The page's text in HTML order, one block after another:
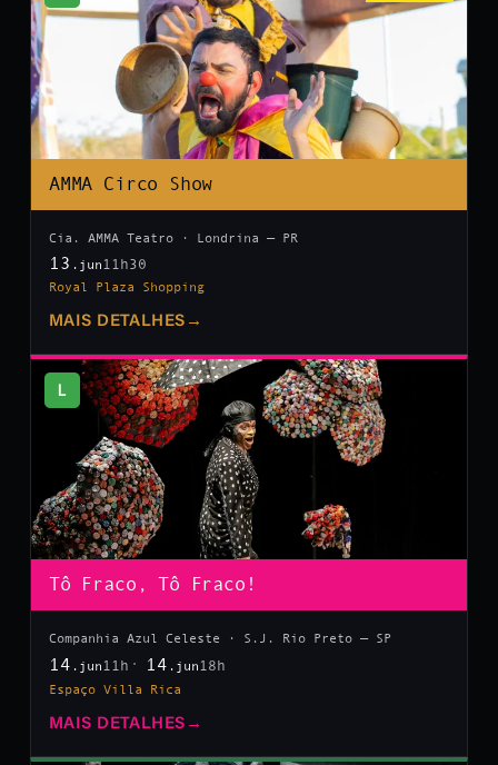
AMMA Circo Show
Cia. AMMA Teatro · Londrina — PR
13 .jun 11h30
Royal Plaza Shopping
MAIS DETALHES →
L
Tô Fraco, Tô Fraco!
Companhia Azul Celeste · S.J. Rio Preto — SP
14 .jun 11h 14 .jun 18h
Espaço Villa Rica
MAIS DETALHES →